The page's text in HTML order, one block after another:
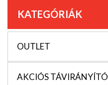
KATEGÓRIÁK
OUTLET
AKCIÓS TÁVIRÁNYÍTÓ